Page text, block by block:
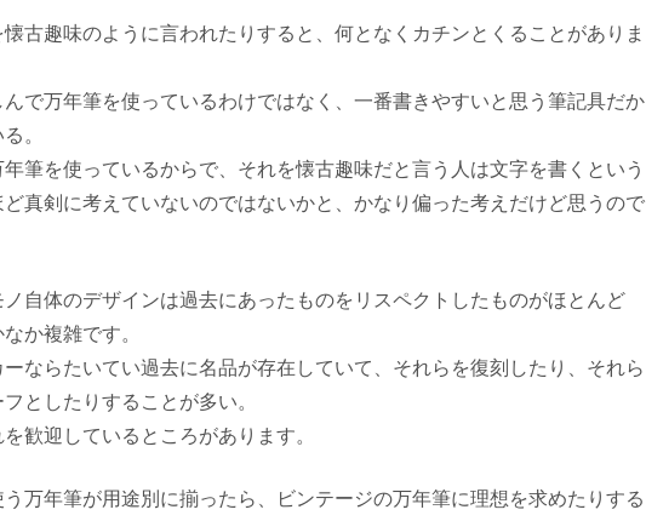
古趣味のように言われたりすると、何となくカチンとくることがありま
で万年筆を使っているわけではなく、一番書きやすいと思う筆記具だか
。
筆を使っているからで、それを懐古趣味だと言う人は文字を書くという
真剣に考えていないのではないかと、かなり偏った考えだけど思うので
自体のデザインは過去にあったものをリスペクトしたものがほとんど
か複雑です。
ならたいてい過去に名品が存在していて、それらを復刻したり、それら
としたりすることが多い。
歓迎しているところがあります。
万年筆が用途別に揃ったら、ビンテージの万年筆に理想を求めたりする